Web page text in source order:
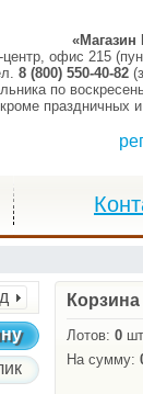
офис 215
8 (800) 550-40-82
по
кроме праздничных
Корзина
Лотов:0
На сумму: